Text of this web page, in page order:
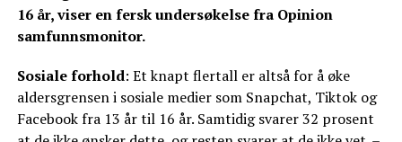
16 år, viser en fersk undersøkelse fra Opinion
samfunnsmonitor.
Sosiale forhold: Et knapt flertall er altså for å øke
aldersgrensen i sosiale medier som Snapchat, Tiktok og
Facebook fra 13 år til 16 år. Samtidig svarer 32 prosent